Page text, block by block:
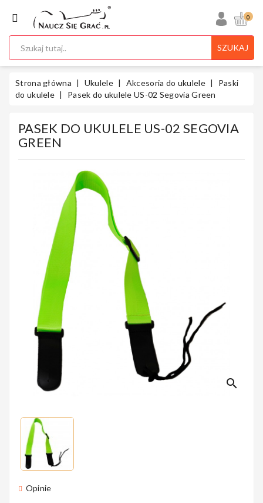
KATEGORIA
Ukulele
Gitary
Instrumenty
Perkusyjne
Instrumenty
Smyczkowe
Instrumenty
Dla Dzieci
0
SZUKAJ
Strona główna Ukulele Akcesoria do ukulele
Paski
do ukulele
Pasek do ukulele US-02 Segovia Green
PASEK DO UKULELE US-02 SEGOVIA
GREEN
search
Opinie